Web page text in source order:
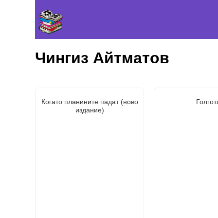
Чингиз Айтматов
Когато планините падат (ново
издание)